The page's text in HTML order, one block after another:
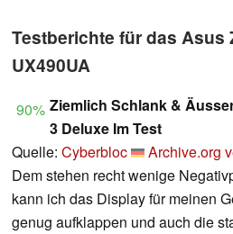
Testberichte für das Asus
UX490UA
90% Ziemlich Schlank &
3 Deluxe Im Test
Quelle: Cyberbloc
Archive.org
Dem stehen recht wenige
kann ich das Display für meinen
genug aufklappen und auch die